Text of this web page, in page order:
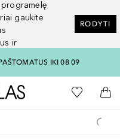
gaukite
ir
RODYTI
IKI 08 09
Į Douglas pagrindinį
Į mano
Į